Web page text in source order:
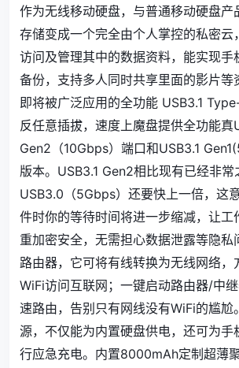
作为无线移动硬盘，与普通移动硬盘产
存储变成一个完全由个人掌控的私密云
访问及管理其中的数据资料，能实现手
备份，支持多人同时共享里面的影片等
即将被广泛应用的全功能 USB3.1
反任意插拔，速度上魔盘提供全功能真
Gen2（10Gbps）端口和USB3.1
版本。USB3.1 Gen2相比现有已经非常
USB3.0（5Gbps）还要快上一倍，这
件时你的等待时间将进一步缩减，让工
重加密安全，无需担心数据泄露等隐私
路由器，它可将有线转换为无线网络，
WiFi访问互联网；一键启动路由器/中
速路由，告别只有网线没有WiFi的尴尬
源，不仅能为内置硬盘供电，还可为手
行应急充电。内置8000mAh定制超薄